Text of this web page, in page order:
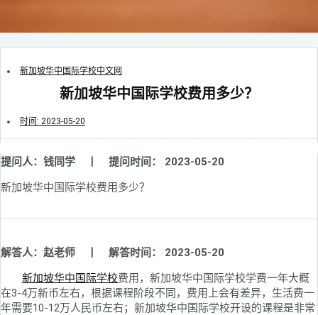
新加坡华中国际学校中文网
新加坡华中国际学校费用多少？
时间: 2023-05-20
提问人：钱同学 丨 提问时间： 2023-05-20
新加坡华中国际学校费用多少？
解答人：赵老师 丨 解答时间： 2023-05-20
新加坡华中国际学校费用，新加坡华中国际学校学费一年大概
在3-4万新币左右，根据课程阶段不同，费用上会有差异，生活费一
年需要10-12万人民币左右；新加坡华中国际学校开设的课程是非常